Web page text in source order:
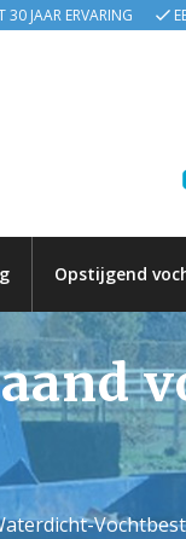
30 JAAR ERVARING
Opstijgend